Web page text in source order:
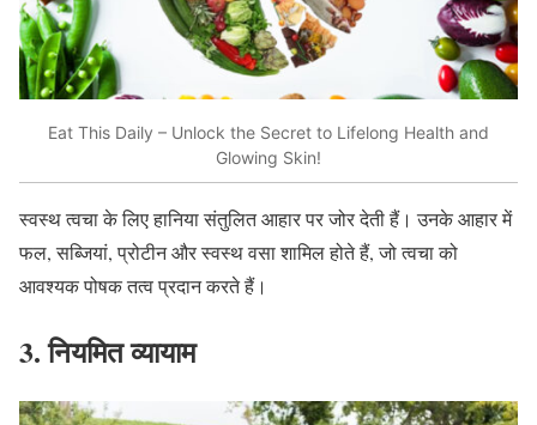
Eat This Daily – Unlock the Secret to Lifelong Health and
Glowing Skin!
स्वस्थ त्वचा के लिए हानिया संतुलित आहार पर जोर देती हैं। उनके आहार में
फल,सब्जियां,प्रोटीन और स्वस्थ वसा शामिल होते हैं,जो त्वचा को
आवश्यक पोषक तत्व प्रदान करते हैं।
3.नियमितव्यायाम